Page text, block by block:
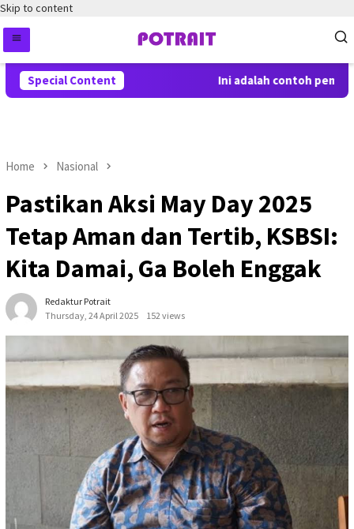
Skip to content
Special Content Ini adalah contoh
Home Nasional
Pastikan Aksi May Day 2025
Tetap Aman dan Tertib, KSBSI:
Kita Damai, Ga Boleh Enggak
Redaktur Potrait
Thursday, 24 April 2025
152 views